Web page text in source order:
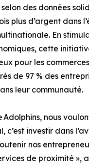
des données
plus d’argent dans
En
cette
pour les
de 97 % des
leur communauté.
Adolphins, nous
c’est investir dans
nos
de proximité »,